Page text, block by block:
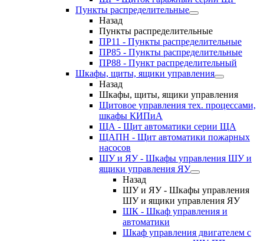
Пункты распределительные
Назад
Пункты распределительные
ПР11 - Пункты распределительные
ПР85 - Пункты распределительные
ПР88 - Пункт распределительный
Шкафы, щиты, ящики управления
Назад
Шкафы, щиты, ящики управления
Щитовое управления тех. процессами,
шкафы КИПиА
ЩА - Щит автоматики серии ЩА
ЩАПН - Щит автоматики пожарных
насосов
ШУ и ЯУ - Шкафы управления ШУ и
ящики управления ЯУ
Назад
ШУ и ЯУ - Шкафы управления
ШУ и ящики управления ЯУ
ШК - Шкаф управления и
автоматики
Шкаф управления двигателем с